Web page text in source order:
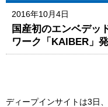
2016年10月4日
国産初のエンベデッ
ワーク「KAIBER」
ディープインサイトは3日